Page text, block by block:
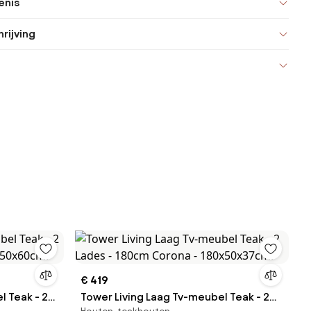
Teak - 2
€ 419
Tower Living Laag Tv-meubel Teak - 2